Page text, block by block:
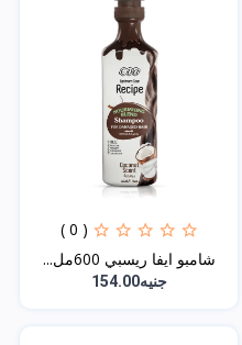
( 0 )
شامبو ايفا ريسبي 600مل...
جنيه154.00